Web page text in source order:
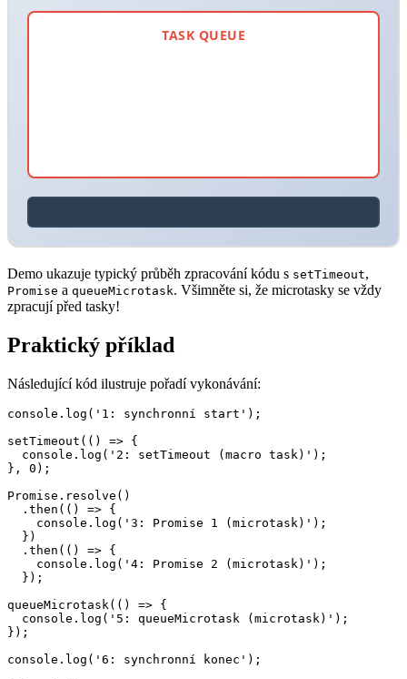
TASK QUEUE
Demo ukazuje typický průběh zpracování kódu s setTimeout,
Promise a queueMicrotask. Všimněte si, že microtasky se vždy
zpracují před tasky!
Praktický příklad
Následující kód ilustruje pořadí vykonávání:
console.log('1: synchronní start');
setTimeout(() => {
  console.log('2: setTimeout (macro task)');
}, 0);
Promise.resolve()
  .then(() => {
    console.log('3: Promise 1 (microtask)');
  })
  .then(() => {
    console.log('4: Promise 2 (microtask)');
  });
queueMicrotask(() => {
  console.log('5: queueMicrotask (microtask)');
});